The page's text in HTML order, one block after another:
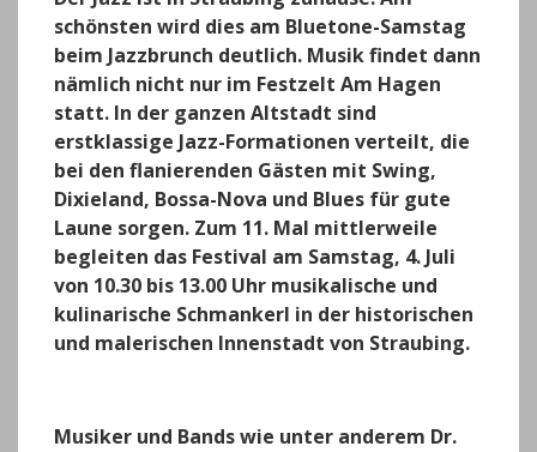
k
schönsten wird dies am Bluetone-Samstag
beim Jazzbrunch deutlich. Musik findet dann
nämlich nicht nur im Festzelt Am Hagen
statt. In der ganzen Altstadt sind
erstklassige Jazz-Formationen verteilt, die
bei den flanierenden Gästen mit Swing,
Dixieland, Bossa-Nova und Blues für gute
Laune sorgen. Zum 11. Mal mittlerweile
begleiten das Festival am Samstag, 4. Juli
von 10.30 bis 13.00 Uhr musikalische und
kulinarische Schmankerl in der historischen
und malerischen Innenstadt von Straubing.
Musiker und Bands wie unter anderem Dr.